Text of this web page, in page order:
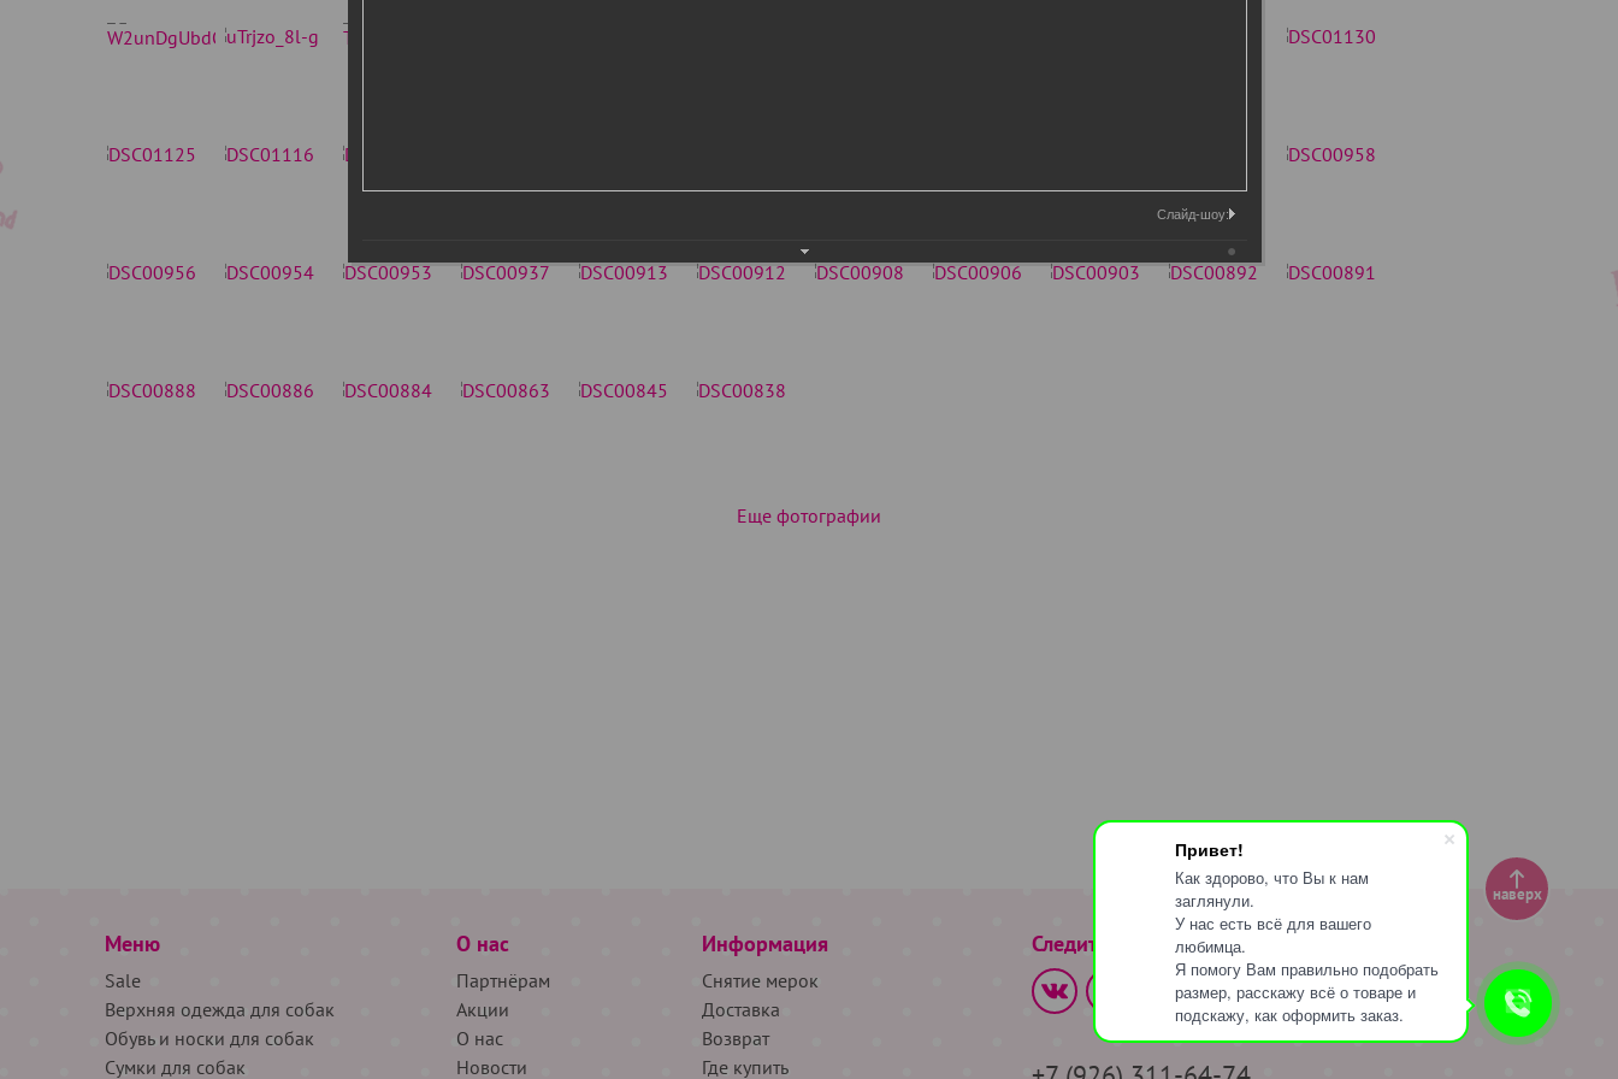
Привет!
Как здорово, что Вы к нам
заглянули.
У нас есть всё для вашего
любимца.
Я помогу Вам правильно подобрать
размер, расскажу всё о товаре и
подскажу, как оформить заказ.
Еще фотографии
Меню
Sale
Верхняя одежда для собак
Обувь и носки для собак
Сумки для собак
О нас
Партнёрам
Акции
О нас
Новости
Информация
Снятие мерок
Доставка
Возврат
Где купить
Следите за нами
наверх
Слайд-шоу: